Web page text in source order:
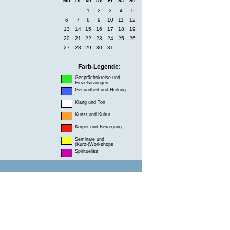
1 2 3 4
5
6
7 8 9 10 11
12
13
14 15 16 17 18
19
20
21 22 23 24 25
26
27
28 29 30 31
Farb-Legende:
Gesprächskreise und
Einzelsitzungen
Gesundheit und Heilung
Klang und Ton
Kunst und Kultur
Körper und Bewegung
Seminare und
(Kurz-)Workshops
Spirituelles